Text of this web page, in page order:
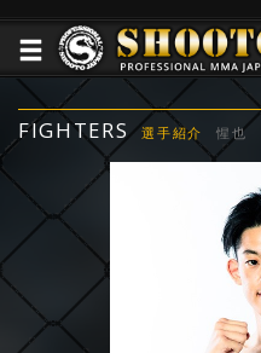
FIGHTERS 選手紹介 惺也